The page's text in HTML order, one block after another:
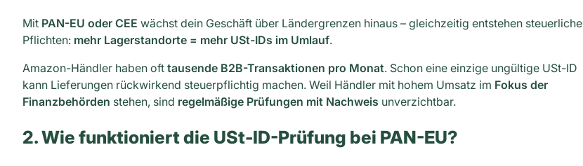
Mit PAN-EU oder CEE wächst dein Geschäft über Ländergrenzen hinaus – gleichzeitig entstehen steuerliche
Pflichten: mehr Lagerstandorte = mehr USt-IDs im Umlauf.
Amazon-Händler haben oft tausende B2B-Transaktionen pro Monat. Schon eine einzige ungültige USt-ID
kann Lieferungen rückwirkend steuerpflichtig machen. Weil Händler mit hohem Umsatz im Fokus der
Finanzbehörden stehen, sind regelmäßige Prüfungen mit Nachweis unverzichtbar.
2. Wie funktioniert die USt-ID-Prüfung bei PAN-EU?